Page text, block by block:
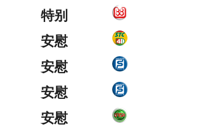
特别
安慰
安慰
安慰
安慰